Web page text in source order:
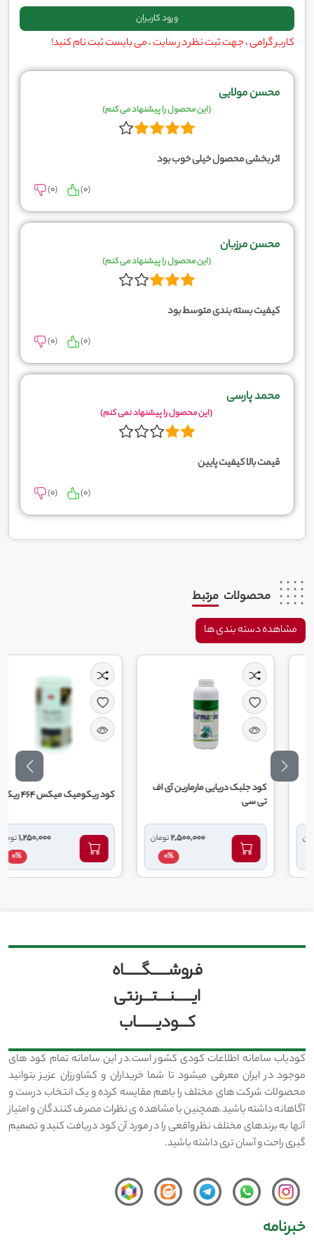
کاربر گرامی ، جهت ثبت نظر در سایت ، می بایست ثبت نام کنید!
محسن مولایی
(این محصول را پیشنهاد می کنم)
اثر بخشی محصول خیلی خوب بود
(
0
) (
0
)
محسن مرزبان
(این محصول را پیشنهاد می کنم)
کیفیت بسته بندی متوسط بود
(
0
) (
0
)
محمد پارسی
(این محصول را پیشنهاد نمی کنم)
قیمت بالا کیفیت پایین
(
0
) (
0
)
محصولات مرتبط
مشاهده دسته بندی ها
کود جلبک دریایی مارمارین آی اف
تی سی
2,500,000تومان
کود ریکومیک میکس 464 ریکو
1,250,000تومان
فروشــــــگــــــاه
ایــــــنــــتـــرنتی
کـــودیـــــــاب
کودیاب سامانه اطلاعات کودی کشور است.در این سامانه تمام کود های
موجود در ایران معرفی میشود تا شما خریداران و کشاورزان عزیز بتوانید
محصولات شرکت های مختلف را باهم مقایسه کرده و یک انتخاب درست و
آگاهانه داشته باشید.همچنین با مشاهده ی نظرات مصرف کنندگان و امتیاز
آنها به برندهای مختلف نظر واقعی را در مورد آن کود دریافت کنید و تصمیم
گیری راحت و آسان تری داشته باشید.
خبرنامه